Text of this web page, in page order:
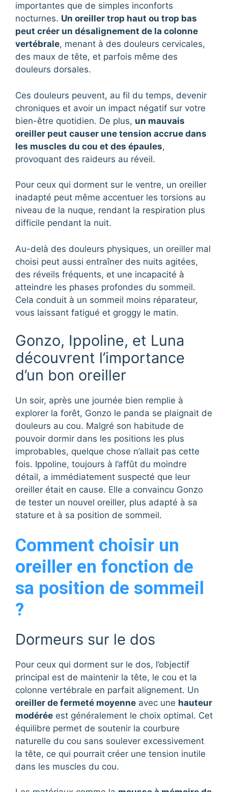
importantes que de simples inconforts
nocturnes. Un oreiller trop haut ou trop bas
peut créer un désalignement de la colonne
vertébrale, menant à des douleurs cervicales,
des maux de tête, et parfois même des
douleurs dorsales.
Ces douleurs peuvent, au fil du temps, devenir
chroniques et avoir un impact négatif sur votre
bien-être quotidien. De plus, un mauvais
oreiller peut causer une tension accrue dans
les muscles du cou et des épaules,
provoquant des raideurs au réveil.
Pour ceux qui dorment sur le ventre, un oreiller
inadapté peut même accentuer les torsions au
niveau de la nuque, rendant la respiration plus
difficile pendant la nuit.
Au-delà des douleurs physiques, un oreiller mal
choisi peut aussi entraîner des nuits agitées,
des réveils fréquents, et une incapacité à
atteindre les phases profondes du sommeil.
Cela conduit à un sommeil moins réparateur,
vous laissant fatigué et groggy le matin.
Gonzo, Ippoline, et Luna
découvrent l’importance
d’un bon oreiller
Un soir, après une journée bien remplie à
explorer la forêt, Gonzo le panda se plaignait de
douleurs au cou. Malgré son habitude de
pouvoir dormir dans les positions les plus
improbables, quelque chose n’allait pas cette
fois. Ippoline, toujours à l’affût du moindre
détail, a immédiatement suspecté que leur
oreiller était en cause. Elle a convaincu Gonzo
de tester un nouvel oreiller, plus adapté à sa
stature et à sa position de sommeil.
Comment choisir un
oreiller en fonction de
sa position de sommeil
?
Dormeurs sur le dos
Pour ceux qui dorment sur le dos, l’objectif
principal est de maintenir la tête, le cou et la
colonne vertébrale en parfait alignement. Un
oreiller de fermeté moyenne avec une hauteur
modérée est généralement le choix optimal. Cet
équilibre permet de soutenir la courbure
naturelle du cou sans soulever excessivement
la tête, ce qui pourrait créer une tension inutile
dans les muscles du cou.